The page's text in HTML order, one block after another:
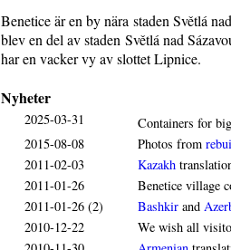
Benetice är en by nära staden Světlá
blev en del av staden Světlá nad
har en vacker vy av slottet Lipnice.
Nyheter
2025-03-31
Containers for
2015-08-08
Photos from
2011-02-03
Kazakh
2011-01-26
Benetice village
2011-01-26 (2)
Bashkir and
2010-12-22
We wish all